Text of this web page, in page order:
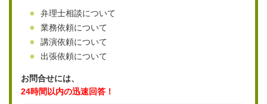
弁理士相談について
業務依頼について
講演依頼について
出張依頼について
お問合せには、
24時間以内の迅速回答！